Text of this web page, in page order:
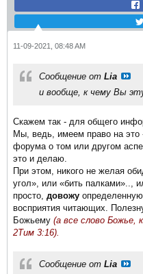
11-09-2021, 08:48 AM
Сообщение от Lia
и вообще, к чему Вы
Скажем так - для общего
Мы, ведь, имеем право на это
форума о том или другом
это и делаю.
При этом, никого не желая
угол», или «бить палками»..,
просто, довожу
восприятия читающих.
Божьему (а все слово Божье,
2Тим 3:16).
Сообщение от Lia